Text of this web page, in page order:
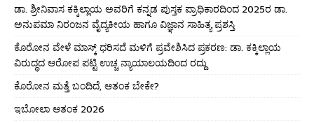
ಡಾ. ಶ್ರೀನಿವಾಸ ಕಕ್ಕಿಲ್ಲಾಯ ಅವರಿಗೆ ಕನ್ನಡ ಪುಸ್ತಕ ಪ್ರಾಧಿಕಾರದಿಂದ 2025ರ ಡಾ.
ಅನುಪಮಾ ನಿರಂಜನ ವೈದ್ಯಕೀಯ ಹಾಗೂ ವಿಜ್ಞಾನ ಸಾಹಿತ್ಯ ಪ್ರಶಸ್ತಿ
ಕೊರೋನ ವೇಳೆ ಮಾಸ್ಕ್ ಧರಿಸದೆ ಮಳಿಗೆ ಪ್ರವೇಶಿಸಿದ ಪ್ರಕರಣ: ಡಾ. ಕಕ್ಕಿಲ್ಲಾಯ
ವಿರುದ್ಧದ ಆರೋಪ ಪಟ್ಟಿ ಉಚ್ಚ ನ್ಯಾಯಾಲಯದಿಂದ ರದ್ದು
ಕೊರೋನ ಮತ್ತೆ ಬಂದಿದೆ, ಆತಂಕ ಬೇಕೇ?
ಇಬೋಲಾ ಆತಂಕ 2026